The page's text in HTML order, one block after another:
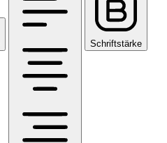
Schriftstärke